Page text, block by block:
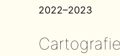
2022–2023